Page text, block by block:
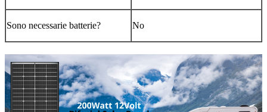
Sono necessarie batterie? ‎No